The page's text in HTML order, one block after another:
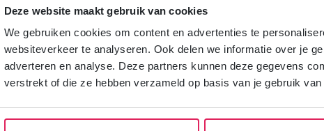
Deze website maakt gebruik van cookies
We gebruiken cookies om content en advertenties te
websiteverkeer te analyseren. Ook delen we informatie over je
adverteren en analyse. Deze partners kunnen deze gegevens
verstrekt of die ze hebben verzameld op basis van je gebruik
Meer
Vraag
ontvang